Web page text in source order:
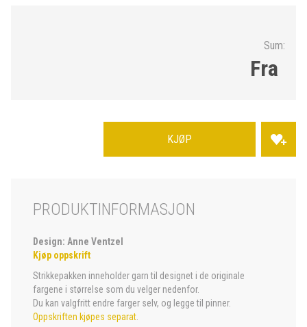
Sum:
Fra
KJØP
PRODUKTINFORMASJON
Design: Anne Ventzel
Kjøp oppskrift
Strikkepakken inneholder garn til designet i de originale
fargene i størrelse som du velger nedenfor.
Du kan valgfritt endre farger selv, og legge til pinner.
Oppskriften kjøpes separat